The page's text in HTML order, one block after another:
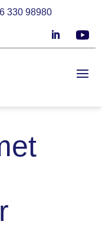
330 98980